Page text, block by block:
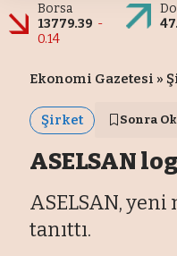
Borsa
13779.39 -
0.14
Ekonomi Gazetesi »
Şirket Sonra
ASELSAN
ASELSAN,
tanıttı.